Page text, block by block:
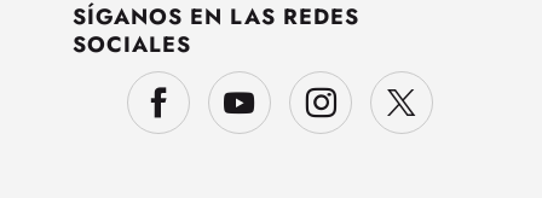
SÍGANOS EN LAS REDES
SOCIALES